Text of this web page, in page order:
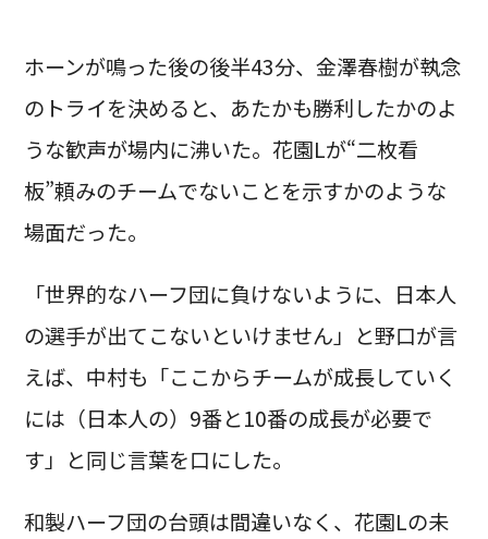
ホーンが鳴った後の後半43分、金澤春樹が執念
のトライを決めると、あたかも勝利したかのよ
うな歓声が場内に沸いた。花園Lが“二枚看
板”頼みのチームでないことを示すかのような
場面だった。
「世界的なハーフ団に負けないように、日本人
の選手が出てこないといけません」と野口が言
えば、中村も「ここからチームが成長していく
には（日本人の）9番と10番の成長が必要で
す」と同じ言葉を口にした。
和製ハーフ団の台頭は間違いなく、花園Lの未